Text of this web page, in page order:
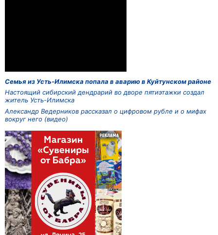
Семья из Усть-Илимска попала в аварию в Куйтунском районе
Настоящий сибирский дендрарий во дворе пятиэтажки создал
житель Усть-Илимска
Александр Ведерников рассказал о цифровом рубле и о мифах
вокруг него (видео)